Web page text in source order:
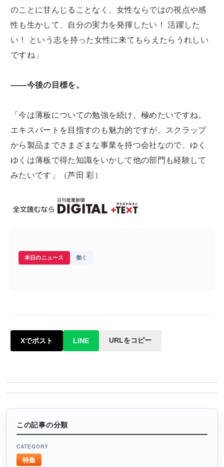
のことに甘んじることなく、女性ならではの視点や感
性も生かして、自分の実力を発揮したい！ 活躍した
い！ という志を持った女性に来てもらえたらうれしい
ですね」
――今後の目標を。
「今は薄板についての勉強を続け、極めたいですね。
エキスパートを目指すのも魅力的ですが、スクラップ
から製品までさまざまな事業を持つ会社なので、ゆく
ゆくは薄板で得た知識をいかして他の部門も経験して
みたいです」（芦田 彩）
本日のニュース 働く
Xでポスト LINE URLをコピー
この記事の分類
CATEGORY
特集